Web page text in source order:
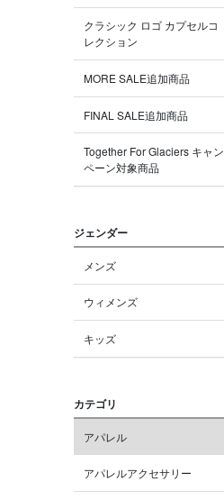
クラシック ロゴ カプセルコ
レクション
MORE SALE追加商品
FINAL SALE追加商品
Together For Glaciers キャン
ペーン対象商品
ジェンダー
メンズ
ウィメンズ
キッズ
カテゴリ
アパレル
アパレルアクセサリー